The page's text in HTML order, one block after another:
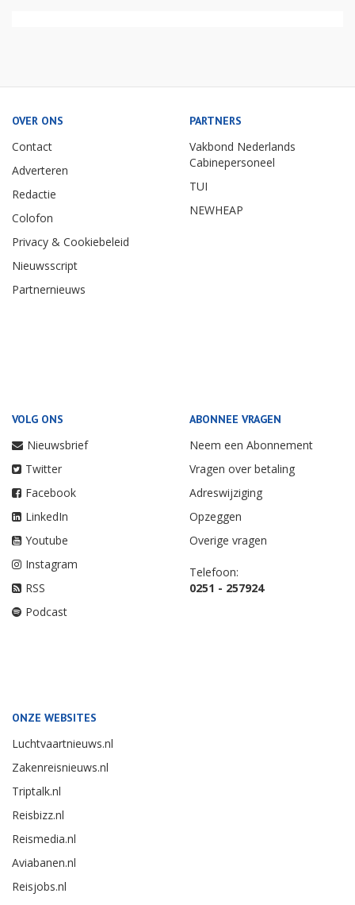
OVER ONS
Contact
Adverteren
Redactie
Colofon
Privacy & Cookiebeleid
Nieuwsscript
Partnernieuws
PARTNERS
Vakbond Nederlands
Cabinepersoneel
TUI
NEWHEAP
VOLG ONS
Nieuwsbrief
Twitter
Facebook
LinkedIn
Youtube
Instagram
RSS
Podcast
ABONNEE VRAGEN
Neem een Abonnement
Vragen over betaling
Adreswijziging
Opzeggen
Overige vragen
Telefoon:
0251 - 257924
ONZE WEBSITES
Luchtvaartnieuws.nl
Zakenreisnieuws.nl
Triptalk.nl
Reisbizz.nl
Reismedia.nl
Aviabanen.nl
Reisjobs.nl